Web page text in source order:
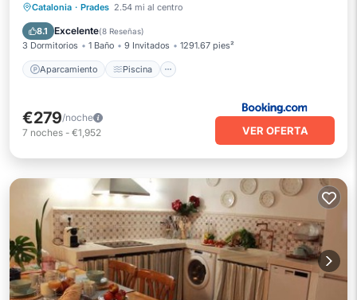
Catalonia · Prades 2.54 mi al centro
8.1 Excelente(8 Reseñas)
3 Dormitorios 1 Baño 9 Invitados 1291.67 pies²
Aparcamiento Piscina
Aparcamiento
Piscina
Balcón/Terraza
€279/noche
7 noches - €1,952 VER OFERTA